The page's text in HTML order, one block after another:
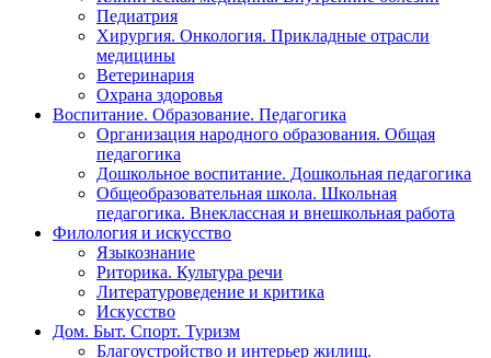
Педиатрия
Хирургия. Онкология. Прикладные отрасли
медицины
Ветеринария
Охрана здоровья
Воспитание. Образование. Педагогика
Организация народного образования. Общая
педагогика
Дошкольное воспитание. Дошкольная педагогика
Общеобразовательная школа. Школьная
педагогика. Внеклассная и внешкольная работа
Филология и искусство
Языкознание
Риторика. Культура речи
Литературоведение и критика
Искусство
Дом. Быт. Спорт. Туризм
Благоустройство и интерьер жилищ.